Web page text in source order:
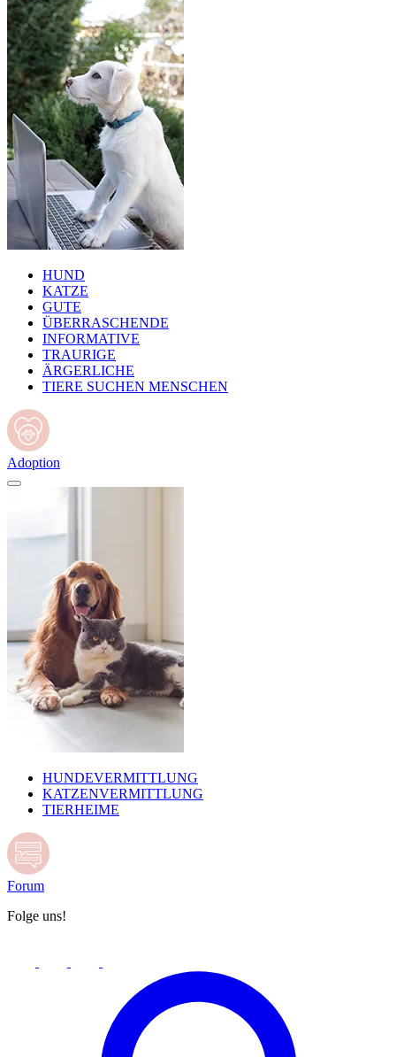
HUND
KATZE
GUTE
ÜBERRASCHENDE
INFORMATIVE
TRAURIGE
ÄRGERLICHE
TIERE SUCHEN MENSCHEN
Adoption
HUNDEVERMITTLUNG
KATZENVERMITTLUNG
TIERHEIME
Forum
Folge uns!